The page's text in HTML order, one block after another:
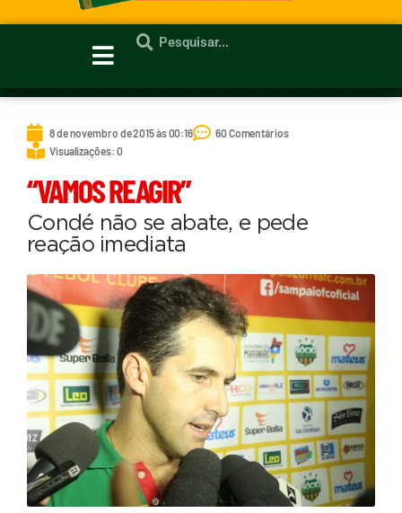
8 de novembro de 2015 às 00:16
60 Comentários
Visualizações: 0
“VAMOS REAGIR”
Condé não se abate, e pede
reação imediata